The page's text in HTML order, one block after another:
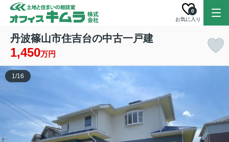
お気に入り
0
丹波篠山市住吉台の中古一戸建
1,450万円
1/16